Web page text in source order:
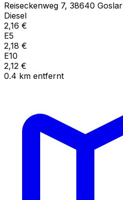
Reiseckenweg 7, 38640 Goslar
Diesel
2,16 €
E5
2,18 €
E10
2,12 €
0.4 km entfernt